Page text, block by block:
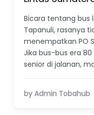
Bicara tentang bus
Tapanuli, rasanya
menempatkan PO
Jika bus-bus era
senior di jalanan,
by Admin Tobahub